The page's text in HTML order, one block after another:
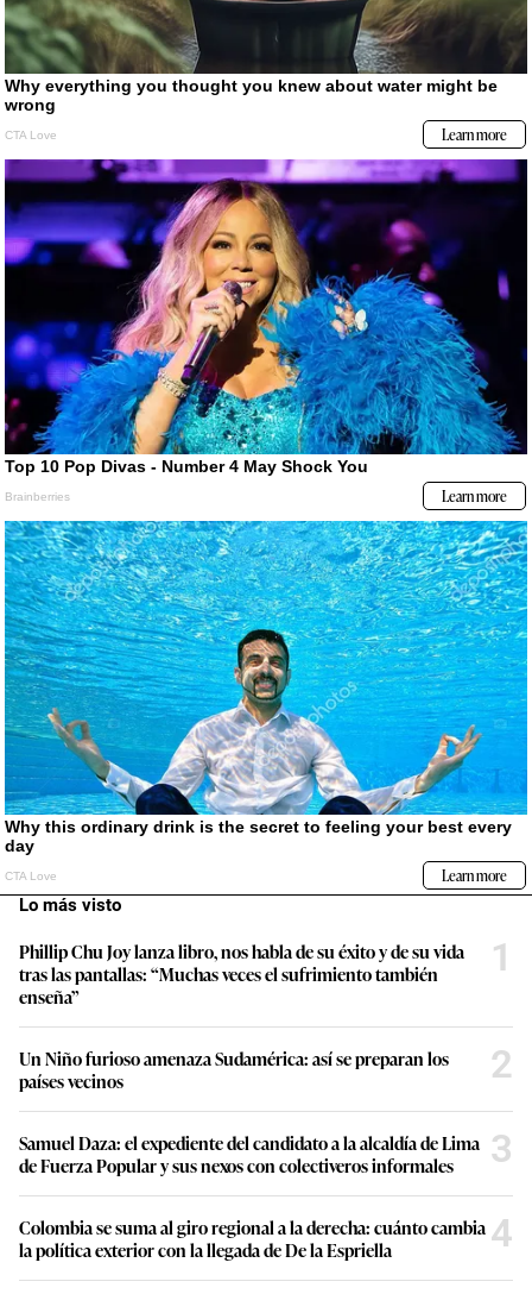
Lo más visto
Phillip Chu Joy lanza libro, nos habla de su éxito y de su vida
tras las pantallas: “Muchas veces el sufrimiento también
enseña”
1
Un Niño furioso amenaza Sudamérica: así se preparan los
países vecinos
2
Samuel Daza: el expediente del candidato a la alcaldía de Lima
de Fuerza Popular y sus nexos con colectiveros informales
3
Colombia se suma al giro regional a la derecha: cuánto cambia
la política exterior con la llegada de De la Espriella
4